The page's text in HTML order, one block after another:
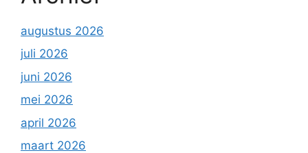
augustus 2026
juli 2026
juni 2026
mei 2026
april 2026
maart 2026